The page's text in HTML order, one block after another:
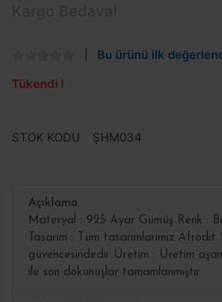
Bu ürünü ilk
Tükendi !
STOK KODU ŞHM034
Açıklama
Materyal : 925 Ayar Gümüş Renk :
Tasarım : Tüm tasarımlarımız Afrodit
güvencesindedir Üretim : Üretim
ile son dokunuşlar tamamlanmıştır